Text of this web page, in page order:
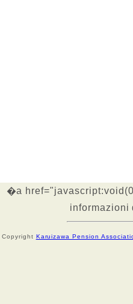
�a
Copyright Karuizawa Pension